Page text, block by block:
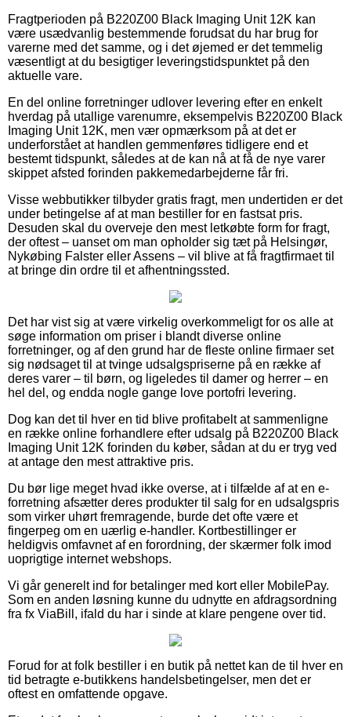
Fragtperioden på B220Z00 Black Imaging Unit 12K kan
være usædvanlig bestemmende forudsat du har brug for
varerne med det samme, og i det øjemed er det temmelig
væsentligt at du besigtiger leveringstidspunktet på den
aktuelle vare.
En del online forretninger udlover levering efter en enkelt
hverdag på utallige varenumre, eksempelvis B220Z00 Black
Imaging Unit 12K, men vær opmærksom på at det er
underforstået at handlen gemmenføres tidligere end et
bestemt tidspunkt, således at de kan nå at få de nye varer
skippet afsted forinden pakkemedarbejderne får fri.
Visse webbutikker tilbyder gratis fragt, men undertiden er det
under betingelse af at man bestiller for en fastsat pris.
Desuden skal du overveje den mest letkøbte form for fragt,
der oftest – uanset om man opholder sig tæt på Helsingør,
Nykøbing Falster eller Assens – vil blive at få fragtfirmaet til
at bringe din ordre til et afhentningssted.
Det har vist sig at være virkelig overkommeligt for os alle at
søge information om priser i blandt diverse online
forretninger, og af den grund har de fleste online firmaer set
sig nødsaget til at tvinge udsalgspriserne på en række af
deres varer – til børn, og ligeledes til damer og herrer – en
hel del, og endda nogle gange love portofri levering.
Dog kan det til hver en tid blive profitabelt at sammenligne
en række online forhandlere efter udsalg på B220Z00 Black
Imaging Unit 12K forinden du køber, sådan at du er tryg ved
at antage den mest attraktive pris.
Du bør lige meget hvad ikke overse, at i tilfælde af at en e-
forretning afsætter deres produkter til salg for en udsalgspris
som virker uhørt fremragende, burde det ofte være et
fingerpeg om en uærlig e-handler. Kortbestillinger er
heldigvis omfavnet af en forordning, der skærmer folk imod
uoprigtige internet webshops.
Vi går generelt ind for betalinger med kort eller MobilePay.
Som en anden løsning kunne du udnytte en afdragsordning
fra fx ViaBill, ifald du har i sinde at klare pengene over tid.
Forud for at folk bestiller i en butik på nettet kan de til hver en
tid betragte e-butikkens handelsbetingelser, men det er
oftest en omfattende opgave.